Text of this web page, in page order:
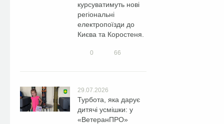
курсуватимуть нові
регіональні
електропоїзди до
Києва та Коростеня.
0 66
29.07.2026
Турбота, яка дарує
дитячі усмішки: у
«ВетеранПРО»